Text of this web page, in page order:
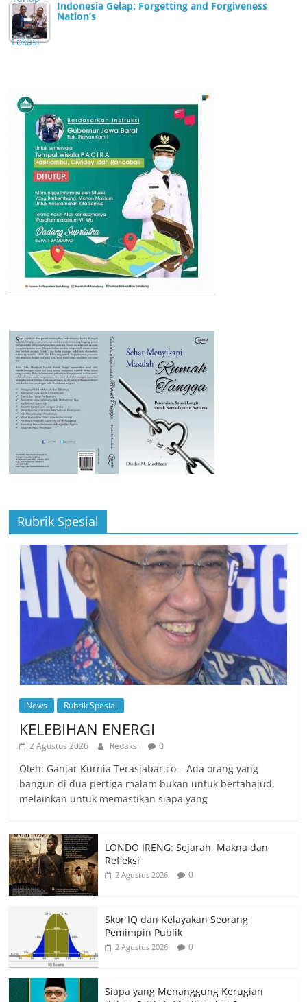
Indonesia Gelap: Forgetting and Forgiveness
Nation’s
Rubrik Spesial
News Rubrik Spesial
KELEBIHAN ENERGI
2 Agustus 2026 Redaksi 0
Oleh: Ganjar Kurnia Terasjabar.co – Ada orang yang
bangun di dua pertiga malam bukan untuk bertahajud,
melainkan untuk memastikan siapa yang
LONDO IRENG: Sejarah, Makna dan
Refleksi
2 Agustus 2026 0
Skor IQ dan Kelayakan Seorang
Pemimpin Publik
2 Agustus 2026 0
Siapa yang Menanggung Kerugian